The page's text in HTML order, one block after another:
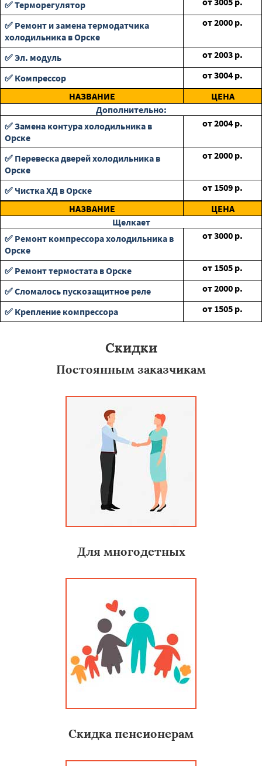
✅ Терморегулятор
✅ Ремонт и замена термодатчика
холодильника в Орске
от2000 р.
✅ Эл. модуль от2003 р.
✅ Компрессор
от3004 р.
НАЗВАНИЕ
ЦЕНА
Дополнительно:
✅ Замена контура холодильника в
Орске
от2004 р.
✅ Перевеска дверей холодильника в
Орске
от2000 р.
✅ Чистка ХД в Орске от 1509 р.
НАЗВАНИЕ
ЦЕНА
Щелкает
✅ Ремонт компрессора холодильника в
Орске
от3000 р.
✅ Ремонт термостата в Орске от 1505 р.
✅ Сломалось пускозащитное реле
от2000 р.
✅ Крепление компрессора
от 1505 р.
Скидки
Постоянным заказчикам
Для многодетных
Скидка пенсионерам